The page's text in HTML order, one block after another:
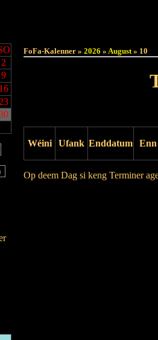
2
9
16
23
FoFa-Kalenner » 2026 » August» 10
Wéini Ufank Enddatum Enn
Op deem Dag si keng Terminer